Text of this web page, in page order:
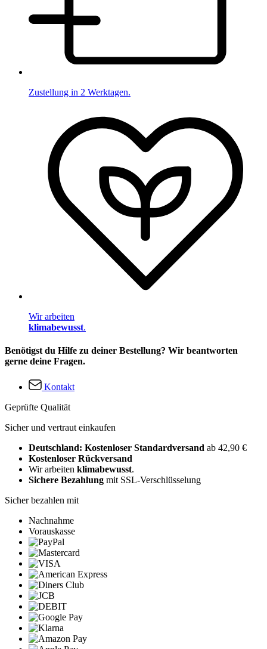
Zustellung in 2 Werktagen.
Wir arbeiten
klimabewusst.
Benötigst du Hilfe zu deiner Bestellung? Wir beantworten
gerne deine Fragen.
Kontakt
Geprüfte Qualität
Sicher und vertraut einkaufen
Deutschland: Kostenloser Standardversand ab 42,90 €
Kostenloser Rückversand
Wir arbeiten klimabewusst.
Sichere Bezahlung mit SSL-Verschlüsselung
Sicher bezahlen mit
Nachnahme
Vorauskasse